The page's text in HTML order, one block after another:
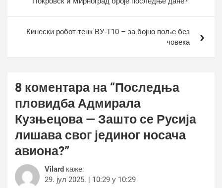
Кинески робот-тенк ВУ-Т10 – за бојно поље без
човека
8 коментара на “Последња
пловидба Адмирала
Кузњецова — Зашто се Русија
лишава свог јединог носача
авиона?”
Vilard каже:
29. јул 2025. | 10:29 у 10:29